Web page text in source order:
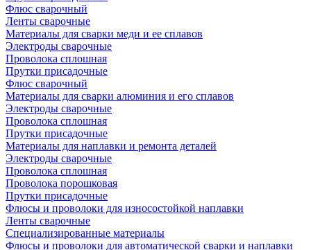
Флюс сварочный
Ленты сварочные
Материалы для сварки меди и ее сплавов
Электроды сварочные
Проволока сплошная
Прутки присадочные
Флюс сварочный
Материалы для сварки алюминия и его сплавов
Электроды сварочные
Проволока сплошная
Прутки присадочные
Материалы для наплавки и ремонта деталей
Электроды сварочные
Проволока сплошная
Проволока порошковая
Прутки присадочные
Флюсы и проволоки для износостойкой наплавки
Ленты сварочные
Специализированные материалы
Флюсы и проволоки для автоматической сварки и наплавки